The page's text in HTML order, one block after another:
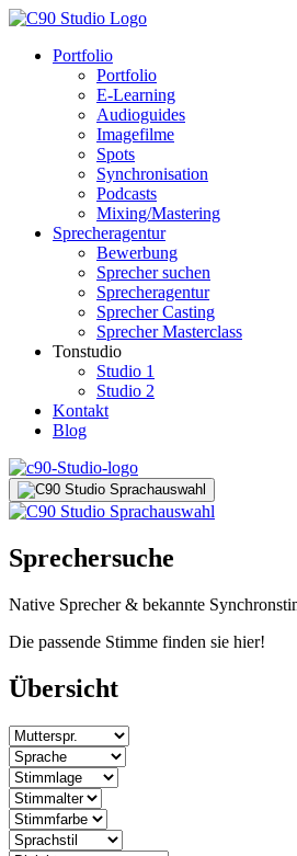
Portfolio
Portfolio
E-Learning
Audioguides
Imagefilme
Spots
Synchronisation
Podcasts
Mixing/Mastering
Sprecheragentur
Bewerbung
Sprecher suchen
Sprecheragentur
Sprecher Casting
Sprecher Masterclass
Tonstudio
Studio 1
Studio 2
Kontakt
Blog
Sprechersuche
Native Sprecher & bekannte
Die passende Stimme finden sie hier!
Übersicht